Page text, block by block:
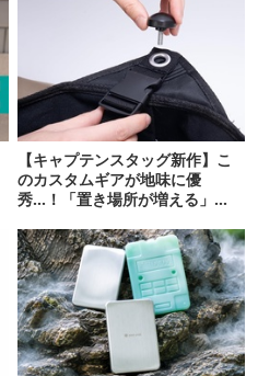
【キャプテンスタッグ新作】こ
のカスタムギアが地味に優
秀…！「置き場所が増える」